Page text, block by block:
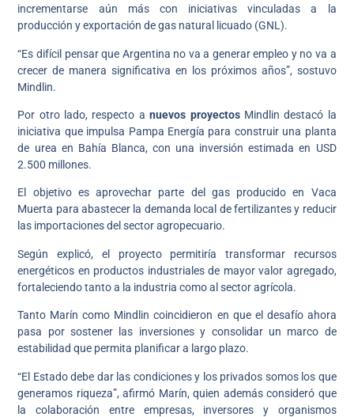
incrementarse aún más con iniciativas vinculadas a la
producción y exportación de gas natural licuado (GNL).
“Es difícil pensar que Argentina no va a generar empleo y no va a
crecer de manera significativa en los próximos años”, sostuvo
Mindlin.
Por otro lado, respecto anuevos proyectosMindlin destacó la
iniciativa que impulsa Pampa Energía para construir una planta
de urea en Bahía Blanca, con una inversión estimada en USD
2.500 millones.
El objetivo es aprovechar parte del gas producido en Vaca
Muerta para abastecer la demanda local de fertilizantes y reducir
las importaciones del sector agropecuario.
Según explicó, el proyecto permitiría transformar recursos
energéticos en productos industriales de mayor valor agregado,
fortaleciendo tanto a la industria como al sector agrícola.
Tanto Marín como Mindlin coincidieron en que el desafío ahora
pasa por sostener las inversiones y consolidar un marco de
estabilidad que permita planificar a largo plazo.
“El Estado debe dar las condiciones y los privados somos los que
generamos riqueza”, afirmó Marín, quien además consideró que
la colaboración entre empresas, inversores y organismos